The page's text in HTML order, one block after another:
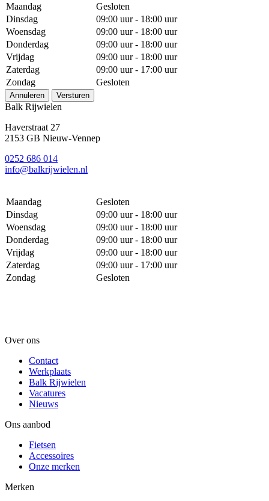
Maandag
Gesloten
Dinsdag
09:00 uur - 18:00 uur
Woensdag
09:00 uur - 18:00 uur
Donderdag
09:00 uur - 18:00 uur
Vrijdag
09:00 uur - 18:00 uur
Zaterdag
09:00 uur - 17:00 uur
Zondag
Gesloten
Annuleren Versturen
Balk Rijwielen
Haverstraat 27
2153 GB Nieuw-Vennep
0252 686 014
info@balkrijwielen.nl
Maandag
Gesloten
Dinsdag
09:00 uur - 18:00 uur
Woensdag
09:00 uur - 18:00 uur
Donderdag
09:00 uur - 18:00 uur
Vrijdag
09:00 uur - 18:00 uur
Zaterdag
09:00 uur - 17:00 uur
Zondag
Gesloten
Over ons
Contact
Werkplaats
Balk Rijwielen
Vacatures
Nieuws
Ons aanbod
Fietsen
Accessoires
Onze merken
Merken